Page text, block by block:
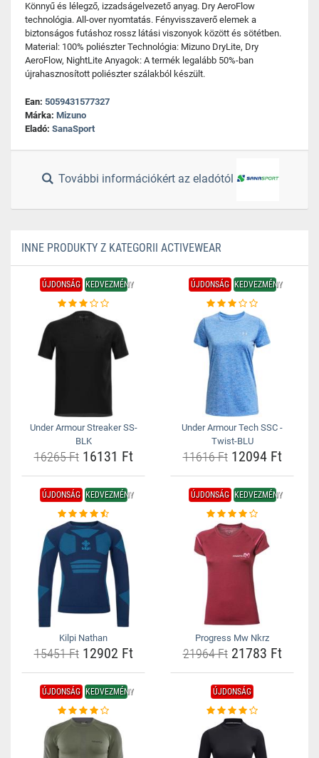
Könnyű és lélegző, izzadságelvezető anyag. Dry AeroFlow
technológia. All-over nyomtatás. Fényvisszaverő elemek a
biztonságos futáshoz rossz látási viszonyok között és sötétben.
Material: 100% poliészter Technológia: Mizuno DryLite, Dry
AeroFlow, NightLite Anyagok: A termék legalább 50%-ban
újrahasznosított poliészter szálakból készült.
Ean: 5059431577327
Márka: Mizuno
Eladó: SanaSport
További információkért az eladótól
INNE PRODUKTY Z KATEGORII ACTIVEWEAR
ÚJDONSÁG KEDVEZMÉNY
Under Armour Streaker SS-
BLK
16265 Ft16131 Ft
ÚJDONSÁG KEDVEZMÉNY
Under Armour Tech SSC -
Twist-BLU
11616 Ft12094 Ft
ÚJDONSÁG KEDVEZMÉNY
Kilpi Nathan
15451 Ft12902 Ft
ÚJDONSÁG KEDVEZMÉNY
Progress Mw Nkrz
21964 Ft21783 Ft
ÚJDONSÁG KEDVEZMÉNY ÚJDONSÁG